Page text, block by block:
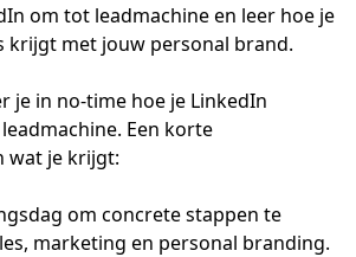
om tot leadmachine en leer hoe je
krijgt met jouw personal brand.
je in no-time hoe je LinkedIn
Een korte
wat je krijgt:
om concrete stappen te
marketing en personal branding.